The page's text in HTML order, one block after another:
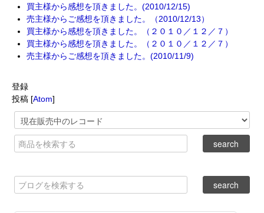
買主様から感想を頂きました。(2010/12/15)
売主様からご感想を頂きました。（2010/12/13）
買主様から感想を頂きました。（２０１０／１２／７）
買主様から感想を頂きました。（２０１０／１２／７）
売主様からご感想を頂きました。(2010/11/9)
登録
投稿 [Atom]